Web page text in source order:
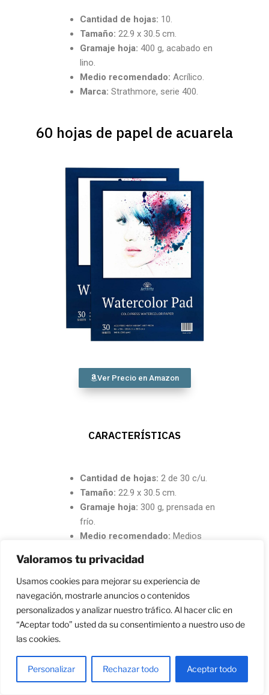
Valoramos tu privacidad
Usamos cookies para mejorar su experiencia de
navegación, mostrarle anuncios o contenidos
personalizados y analizar nuestro tráfico. Al hacer clic en
“Aceptar todo” usted da su consentimiento a nuestro uso de
las cookies.
Personalizar Rechazar todo Aceptar todo
Cantidad de hojas: 10.
Tamaño: 22.9 x 30.5 cm.
Gramaje hoja: 400 g, acabado en
lino.
Medio recomendado: Acrílico.
Marca: Strathmore, serie 400.
60 hojas de papel de acuarela
Ver Precio en Amazon
CARACTERÍSTICAS
Cantidad de hojas: 2 de 30 c/u.
Tamaño: 22.9 x 30.5 cm.
Gramaje hoja: 300 g, prensada en
frío.
Medio recomendado: Medios
Marca:Art-n-Fly.
Strathmore 400 Series Pastel
Pad